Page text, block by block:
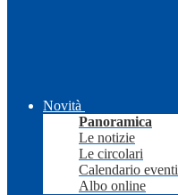
Novità
Panoramica
Le notizie
Le circolari
Calendario eventi
Albo online